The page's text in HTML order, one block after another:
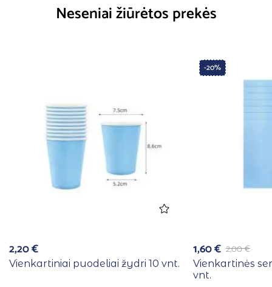
Neseniai žiūrėtos prekės
2,20€
Vienkartiniai puodeliai žydri 10 vnt.
-20%
2,00€
1,60€
Vienkartinės
vnt.